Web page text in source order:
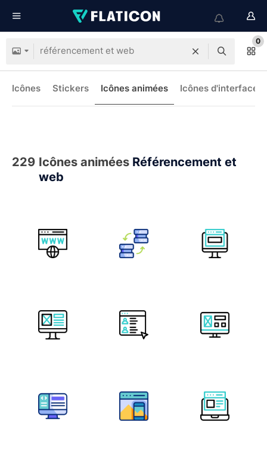
0
Icônes Stickers Icônes animées Icônes d'interface
229 Icônes animées Référencement et
web